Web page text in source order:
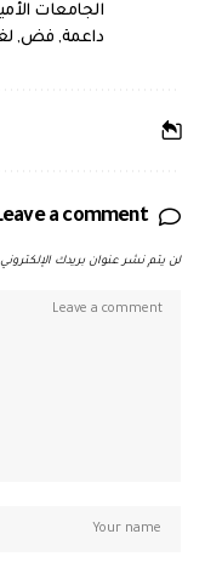
الجامعات
داعمة, فض,
a comment
لن يتم نشر عنوان بريدك